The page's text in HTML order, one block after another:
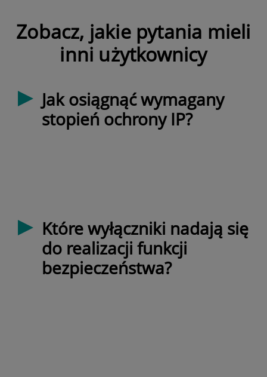
Zobacz, jakie pytania mieli
inni użytkownicy
Jak osiągnąć wymagany
stopień ochrony IP?
Które wyłączniki nadają się
do realizacji funkcji
bezpieczeństwa?